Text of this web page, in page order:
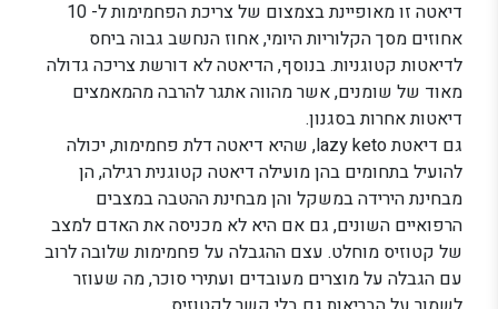
דיאטה זו מאופיינת בצמצום של צריכת הפחמימות ל- 10
אחוזים מסך הקלוריות היומי, אחוז הנחשב גבוה ביחס
לדיאטות קטוגניות. בנוסף, הדיאטה לא דורשת צריכה גדולה
מאוד של שומנים, אשר מהווה אתגר להרבה מהמאמצים
דיאטות אחרות בסגנון.
גם דיאטת lazy keto, שהיא דיאטה דלת פחמימות, יכולה
להועיל בתחומים בהן מועילה דיאטה קטוגנית רגילה, הן
מבחינת הירידה במשקל והן מבחינת ההטבה במצבים
הרפואיים השונים, גם אם היא לא מכניסה את האדם למצב
של קטוזיס מוחלט. עצם ההגבלה על פחמימות שלובה לרוב
עם הגבלה על מוצרים מעובדים ועתירי סוכר, מה שעוזר